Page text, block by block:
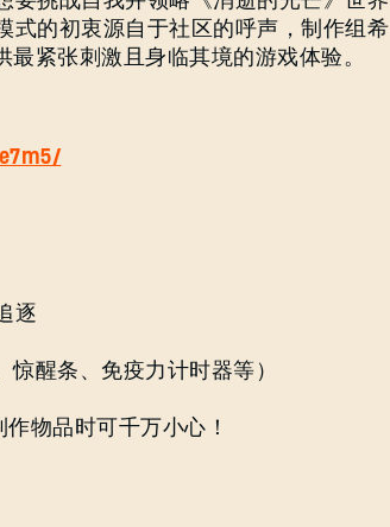
式的初衷源自于社区的呼声，制作组希
紧张刺激且身临其境的游戏体验。
逐
醒条、免疫力计时器等）
物品时可千万小心！